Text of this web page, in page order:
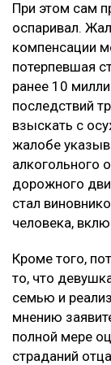
При этом сам
оспаривал.
компенсации
потерпевшая
ранее 10
последствий
взыскать с
жалобе
алкогольного
дорожного
стал
человека,
Кроме того,
то, что
семью и
мнению
полной мере
страданий